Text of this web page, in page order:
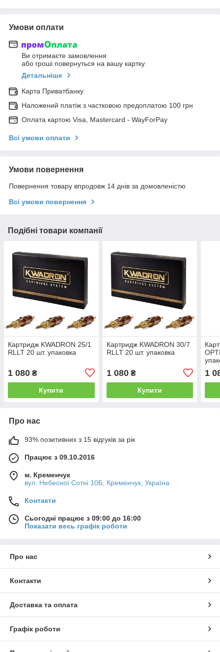
Умови оплати
Ви отримаєте замовлення
або гроші повернуться на вашу картку
Детальніше
Карта Приватбанку
Наложений платіж з частковою предоплатою 100 грн
Оплата картою Visa, Mastercard - WayForPay
Всі умови оплати
Умови повернення
Повернення товару впродовж 14 днів за домовленістю
Всі умови повернення
Подібні товари компанії
Картридж KWADRON 25/1
RLLT 20 шт. упаковка
1 080 ₴
Купити
Картридж KWADRON 30/7
RLLT 20 шт. упаковка
1 080₴
Купити
1
Про нас
93% позитивних з 15 відгуків за рік
Працює з 09.10.2016
м. Кременчук
вул. Небесної Сотні 10Б, Кременчук, Україна
Контакти
Сьогодні працює з 09:00 до 16:00
Показати весь графік роботи
Про нас
Контакти
Доставка та оплата
Графік роботи